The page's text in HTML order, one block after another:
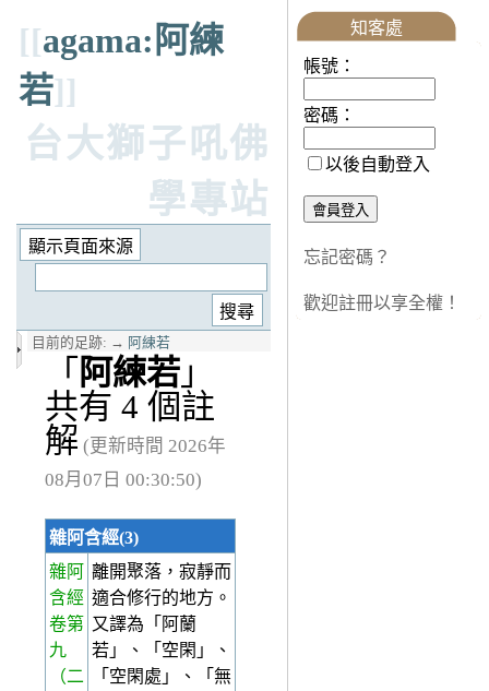
[[agama:阿練
若]]
台大獅子吼佛
學專站
目前的足跡: → 阿練若
「 阿練若 」
共有 4 個註
解 (更新時間 2026年
08月07日 00:30:50)
雜阿含經(3)
雜阿
含經
卷第
九
（二
離開聚落，寂靜而
適合修行的地方。
又譯為「阿蘭
若」、「空閑」、
「空閑處」、「無
知客處
帳號：
密碼：
以後自動登入
忘記密碼？
歡迎註冊以享全權！